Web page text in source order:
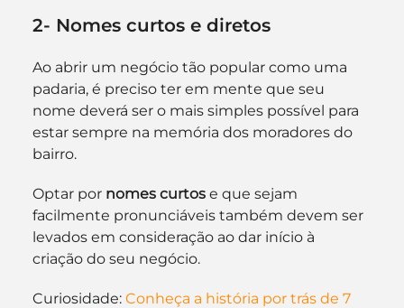
2- Nomes curtos e diretos
Ao abrir um negócio tão popular como uma
padaria, é preciso ter em mente que seu
nome deverá ser o mais simples possível para
estar sempre na memória dos moradores do
bairro.
Optar por nomes curtos e que sejam
facilmente pronunciáveis também devem ser
levados em consideração ao dar início à
criação do seu negócio.
Curiosidade: Conheça a história por trás de 7